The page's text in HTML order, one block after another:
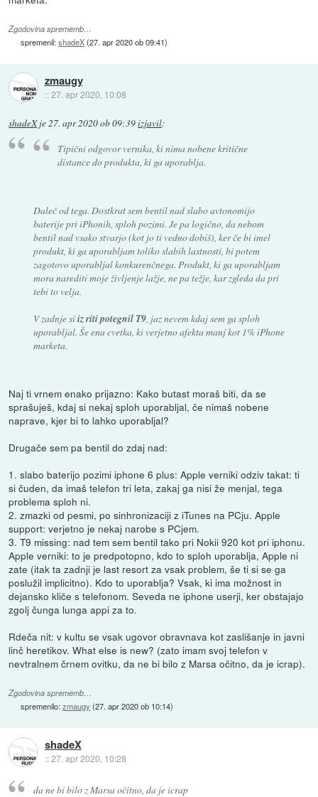
Zgodovina sprememb…
spremenil:shadeX(27. apr 2020 ob 09:41)
zmaugy
::27. apr 2020, 10:08
shadeXje27. apr 2020 ob 09:39izjavil:
Tipični odgovor vernika, ki nima nobene kritične
distance do produkta, ki ga uporablja.
Daleč od tega. Dostkrat sem bentil nad slabo avtonomijo
baterije pri iPhonih, sploh pozimi. Je pa logično, da nebom
bentil nad vsako stvarjo (kot jo ti vedno dobiš), ker če bi imel
produkt, ki ga uporabljam toliko slabih lastnosti, bi potem
zagotovo uporabljal konkurenčnega. Produkt, ki ga uporabljam
mora narediti moje življenje lažje, ne pa težje, kar zgleda da pri
tebi to velja.
V zadnje siiz riti potegnil T9, jaz nevem kdaj sem ga sploh
uporabljal. Še ena cvetka, ki verjetno afekta manj kot 1% iPhone
marketa.
Naj ti vrnem enako prijazno: Kako butast moraš biti, da se
sprašuješ, kdaj si nekaj sploh uporabljal, če nimaš nobene
naprave, kjer bi to lahko uporabljal?
Drugače sem pa bentil do zdaj nad:
1. slabo baterijo pozimi iphone 6 plus: Apple verniki odziv takat: ti
si čuden, da imaš telefon tri leta, zakaj ga nisi že menjal, tega
problema sploh ni.
2. zmazki od pesmi, po sinhronizaciji z iTunes na PCju. Apple
support: verjetno je nekaj narobe s PCjem.
3. T9 missing: nad tem sem bentil tako pri Nokii 920 kot pri iphonu.
Apple verniki: to je predpotopno, kdo to sploh uporablja, Apple ni
zate (itak ta zadnji je last resort za vsak problem, še ti si se ga
poslužil implicitno). Kdo to uporablja? Vsak, ki ima možnost in
dejansko kliče s telefonom. Seveda ne iphone userji, ker obstajajo
zgolj čunga lunga appi za to.
Rdeča nit: v kultu se vsak ugovor obravnava kot zaslišanje in javni
linč heretikov. What else is new? (zato imam svoj telefon v
nevtralnem črnem ovitku, da ne bi bilo z Marsa očitno, da je icrap).
Zgodovina sprememb…
spremenilo:zmaugy (27. apr 2020 ob 10:14)
shadeX
::27. apr 2020, 10:28
da ne bi bilo z Marsa očitno, da je icrap